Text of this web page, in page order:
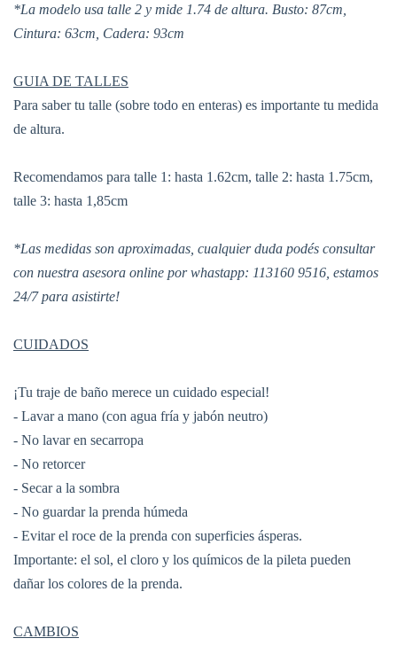
*La modelo usa talle 2 y mide 1.74 de altura. Busto: 87cm,
Cintura: 63cm, Cadera: 93cm
GUIA DE TALLES
Para saber tu talle (sobre todo en enteras) es importante tu medida
de altura.
Recomendamos para talle 1: hasta 1.62cm, talle 2: hasta 1.75cm,
talle 3: hasta 1,85cm
*Las medidas son aproximadas, cualquier duda podés consultar
con nuestra asesora online por whastapp: 113160 9516, estamos
24/7 para asistirte!
CUIDADOS
¡Tu traje de baño merece un cuidado especial!
- Lavar a mano (con agua fría y jabón neutro)
- No lavar en secarropa
- No retorcer
- Secar a la sombra
- No guardar la prenda húmeda
- Evitar el roce de la prenda con superficies ásperas.
Importante: el sol, el cloro y los químicos de la pileta pueden
dañar los colores de la prenda.
CAMBIOS